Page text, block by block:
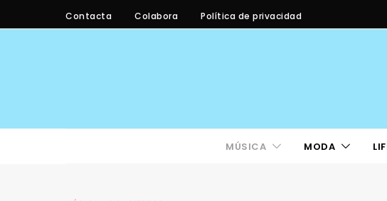
Contacta Colabora Política de privacidad
MÚSICA MODA